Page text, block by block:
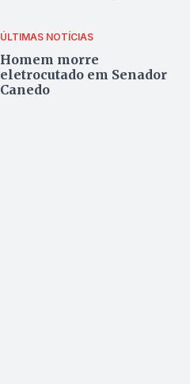
ÚLTIMAS NOTÍCIAS
Homem morre
eletrocutado em Senador
Canedo